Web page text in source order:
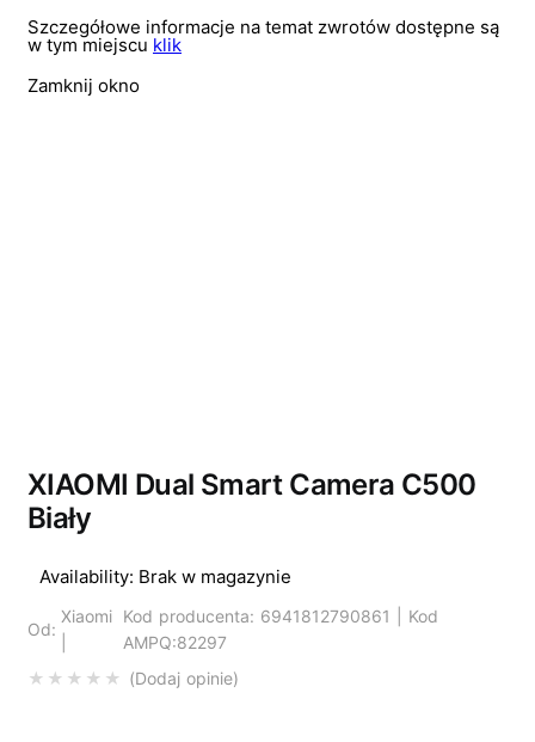
Szczegółowe informacje na temat zwrotów dostępne są
w tym miejscu klik
Zamknij okno
XIAOMI Dual Smart Camera C500
Biały
Dodaj opinie
Availability: Brak w magazynie
Od:
Xiaomi Kod producenta: 6941812790861 | Kod
AMPQ:82297